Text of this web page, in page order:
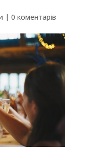
| 0 коментарів